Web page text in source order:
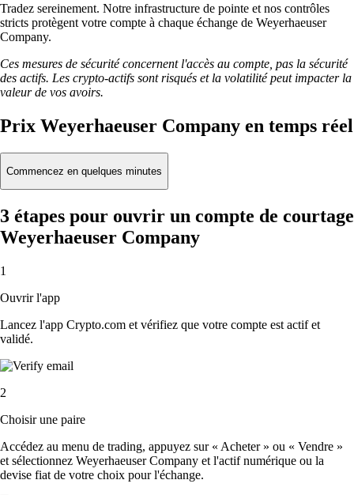
Tradez sereinement. Notre infrastructure de pointe et nos contrôles
stricts protègent votre compte à chaque échange de Weyerhaeuser
Company.
Ces mesures de sécurité concernent l'accès au compte, pas la sécurité
des actifs. Les crypto-actifs sont risqués et la volatilité peut impacter la
valeur de vos avoirs.
Prix Weyerhaeuser Company en temps réel
Commencez en quelques minutes
3 étapes pour ouvrir un compte de courtage
Weyerhaeuser Company
1
Ouvrir l'app
Lancez l'app Crypto.com et vérifiez que votre compte est actif et
validé.
2
Choisir une paire
Accédez au menu de trading, appuyez sur « Acheter » ou « Vendre »
et sélectionnez Weyerhaeuser Company et l'actif numérique ou la
devise fiat de votre choix pour l'échange.